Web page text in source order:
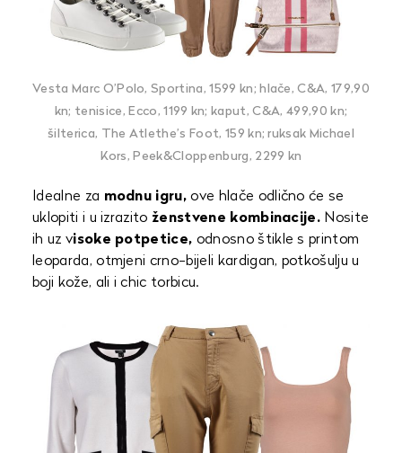
Vesta Marc O’Polo, Sportina, 1599 kn; hlače, C&A, 179,90
kn; tenisice, Ecco, 1199 kn; kaput, C&A, 499,90 kn;
šilterica, The Atlethe’s Foot, 159 kn; ruksak Michael
Kors, Peek&Cloppenburg, 2299 kn
Idealne za modnu igru, ove hlače odlično će se
uklopiti i u izrazito ženstvene kombinacije. Nosite
ih uz visoke potpetice, odnosno štikle s printom
leoparda, otmjeni crno-bijeli kardigan, potkošulju u
boji kože, ali i chic torbicu.